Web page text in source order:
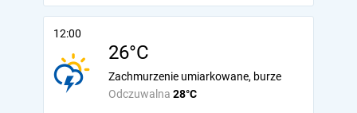
12:00
26°C
Odczuwalna 28°C
Zachmurzenie umiarkowane, burze